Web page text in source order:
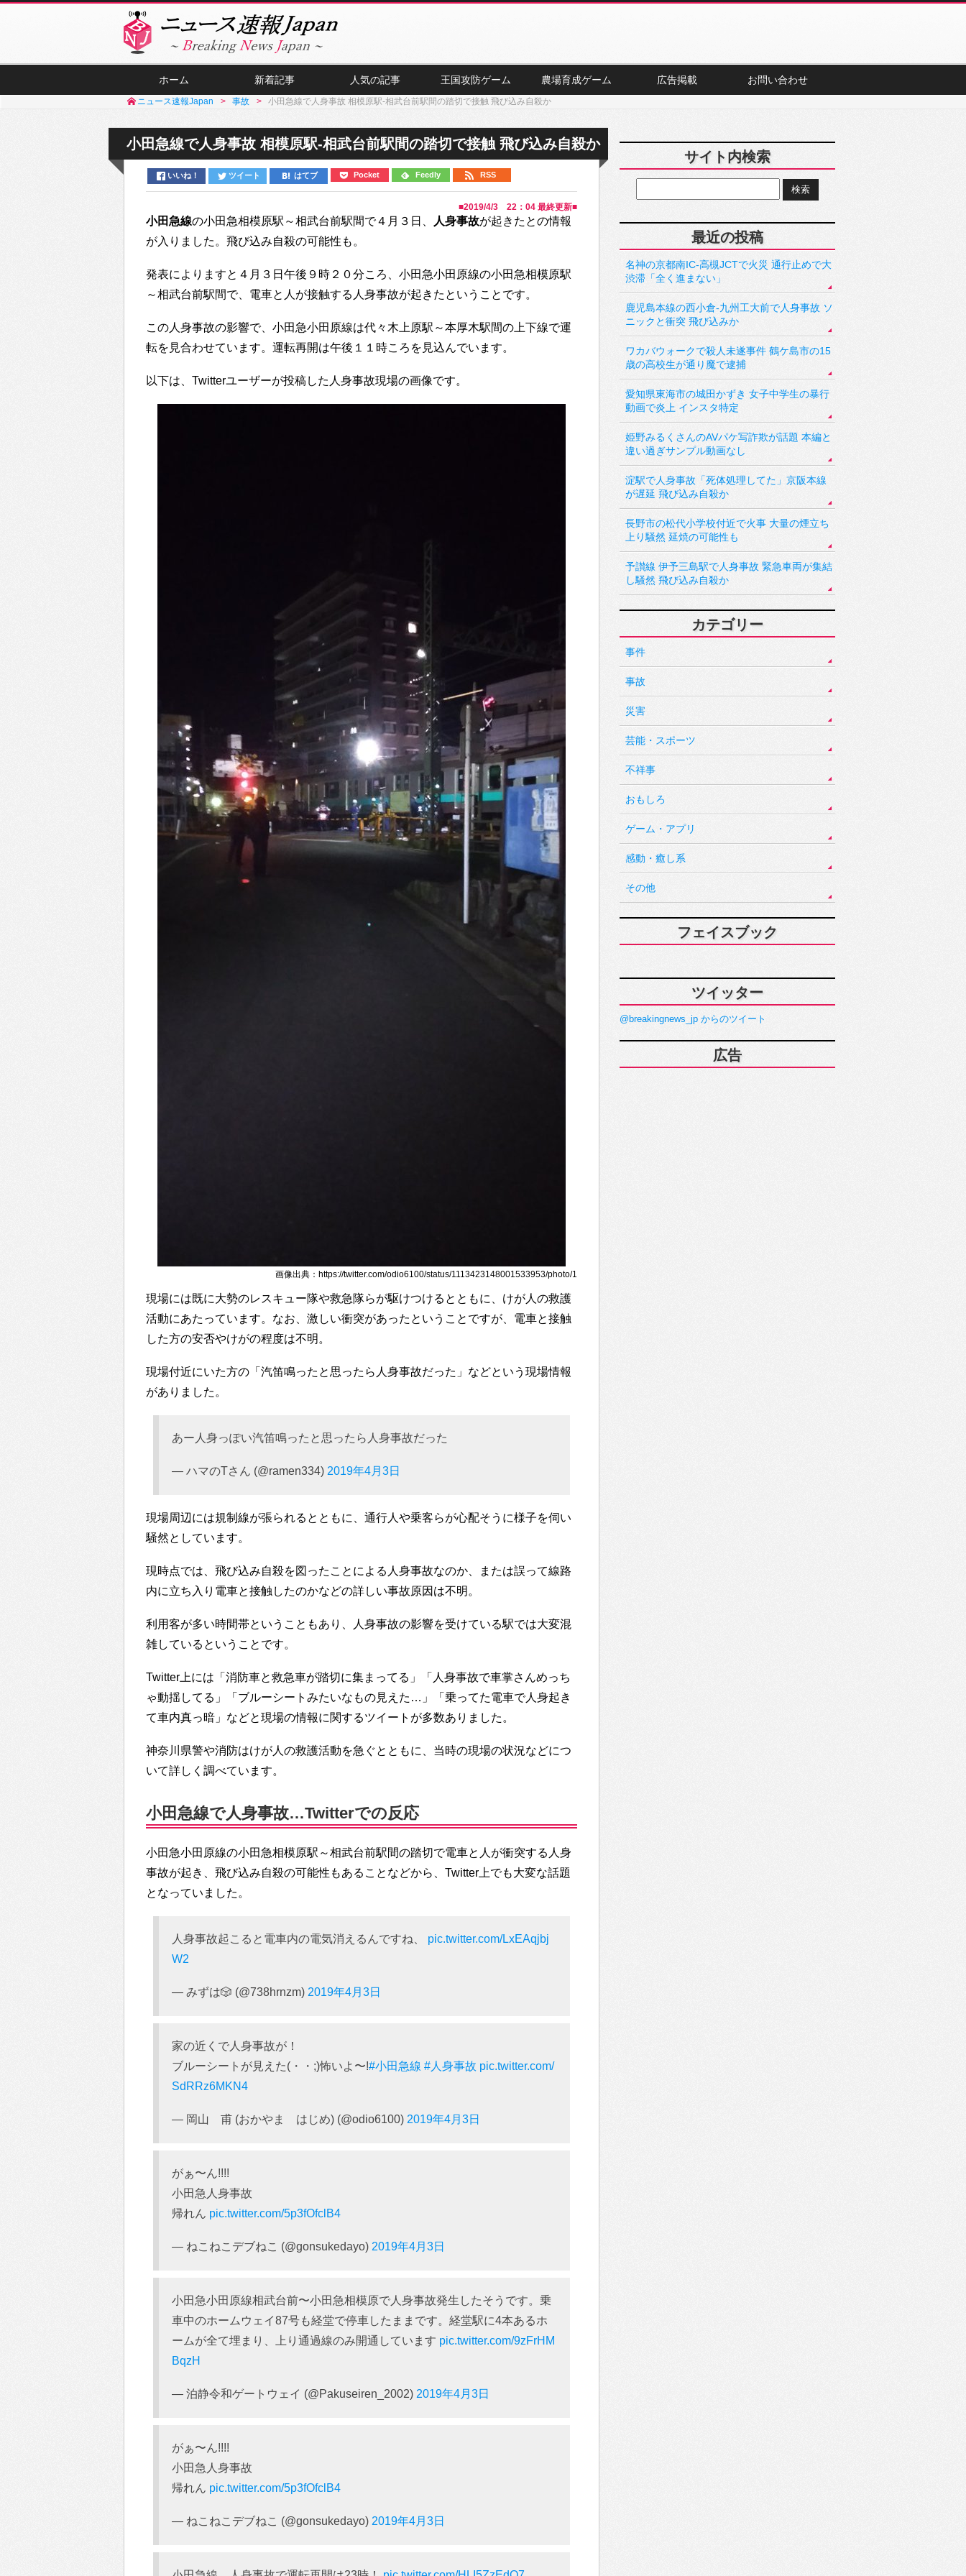
ホーム 新着記事 人気の記事 王国攻防ゲーム 農場育成ゲーム 広告掲載 お問い合わせ
ニュース速報Japan 事故 小田急線で人身事故 相模原駅-相武台前駅間の踏切で接触 飛び込み自殺か
小田急線で人身事故 相模原駅-相武台前駅間の踏切で接触 飛び込み自殺か
いいね！ ツイート はてブ Pocket Feedly RSS
■2019/4/3 22：04 最終更新■
小田急線の小田急相模原駅～相武台前駅間で４月３日、 人身事故が起きたとの情報
が入りました。飛び込み自殺の可能性も。
発表によりますと４月３日午後９時２０分ころ、小田急小田原線の小田急相模原駅
～相武台前駅間で、電車と人が接触する人身事故が起きたということです。
この人身事故の影響で、小田急小田原線は代々木上原駅～本厚木駅間の上下線で運
転を見合わせています。運転再開は午後１１時ころを見込んでいます。
以下は、Twitterユーザーが投稿した人身事故現場の画像です。
画像出典：https://twitter.com/odio6100/status/1113423148001533953/photo/1
現場には既に大勢のレスキュー隊や救急隊らが駆けつけるとともに、けが人の救護
活動にあたっています。なお、激しい衝突があったということですが、電車と接触
した方の安否やけがの程度は不明。
現場付近にいた方の「汽笛鳴ったと思ったら人身事故だった」などという現場情報
がありました。
あー人身っぽい汽笛鳴ったと思ったら人身事故だった
— ハマのTさん (@ramen334) 2019年4月3日
現場周辺には規制線が張られるとともに、通行人や乗客らが心配そうに様子を伺い
騒然としています。
現時点では、飛び込み自殺を図ったことによる人身事故なのか、または誤って線路
内に立ち入り電車と接触したのかなどの詳しい事故原因は不明。
利用客が多い時間帯ということもあり、人身事故の影響を受けている駅では大変混
雑しているということです。
Twitter上には「消防車と救急車が踏切に集まってる」「人身事故で車掌さんめっち
ゃ動揺してる」「ブルーシートみたいなもの見えた…」「乗ってた電車で人身起き
て車内真っ暗」などと現場の情報に関するツイートが多数ありました。
神奈川県警や消防はけが人の救護活動を急ぐとともに、当時の現場の状況などにつ
いて詳しく調べています。
小田急線で人身事故…Twitterでの反応
小田急小田原線の小田急相模原駅～相武台前駅間の踏切で電車と人が衝突する人身
事故が起き、飛び込み自殺の可能性もあることなどから、Twitter上でも大変な話題
となっていました。
人身事故起こると電車内の電気消えるんですね、 pic.twitter.com/LxEAqjbj
W2
— みずは🎲 (@738hrnzm) 2019年4月3日
家の近くで人身事故が！
ブルーシートが見えた(・・;)怖いよ〜!#小田急線 #人身事故 pic.twitter.com/
SdRRz6MKN4
— 岡山 甫 (おかやま はじめ) (@odio6100) 2019年4月3日
がぁ〜ん!!!!
小田急人身事故
帰れん pic.twitter.com/5p3fOfclB4
— ねこねこデブねこ (@gonsukedayo) 2019年4月3日
小田急小田原線相武台前〜小田急相模原で人身事故発生したそうです。乗
車中のホームウェイ87号も経堂で停車したままです。経堂駅に4本あるホ
ームが全て埋まり、上り通過線のみ開通しています pic.twitter.com/9zFrHM
BqzH
— 泊静令和ゲートウェイ (@Pakuseiren_2002) 2019年4月3日
がぁ〜ん!!!!
小田急人身事故
帰れん pic.twitter.com/5p3fOfclB4
— ねこねこデブねこ (@gonsukedayo) 2019年4月3日
サイト内検索
最近の投稿
名神の京都南IC-高槻JCTで火災 通行止めで大
渋滞「全く進まない」
鹿児島本線の西小倉-九州工大前で人身事故 ソ
ニックと衝突 飛び込みか
ワカバウォークで殺人未遂事件 鶴ケ島市の15
歳の高校生が通り魔で逮捕
愛知県東海市の城田かずき 女子中学生の暴行
動画で炎上 インスタ特定
姫野みるくさんのAVパケ写詐欺が話題 本編と
違い過ぎサンプル動画なし
淀駅で人身事故「死体処理してた」京阪本線
が遅延 飛び込み自殺か
長野市の松代小学校付近で火事 大量の煙立ち
上り騒然 延焼の可能性も
予讃線 伊予三島駅で人身事故 緊急車両が集結
し騒然 飛び込み自殺か
カテゴリー
事件
事故
災害
芸能・スポーツ
不祥事
おもしろ
ゲーム・アプリ
感動・癒し系
その他
フェイスブック
ツイッター
@breakingnews_jp からのツイート
広告